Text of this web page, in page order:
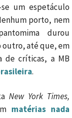
um espetáculo
porto, nem
durou
outro, até que, em
de críticas, a MB
.
New York Times,
matérias nada